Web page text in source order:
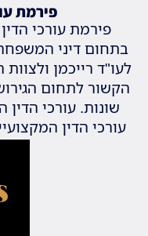
פירמת
פירמת עורכי
בתחום דיני
הקשור לתחום
שונות. עורכי
עורכי הדין